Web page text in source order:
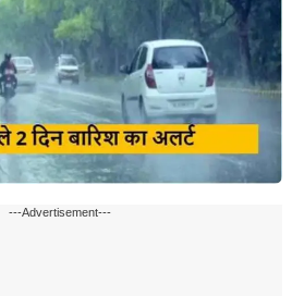
---Advertisement---